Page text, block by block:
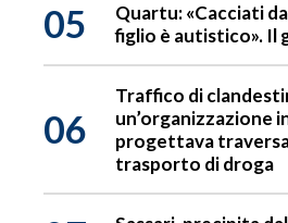
05
Quartu: «Cacciati
figlio è autistico». Il
06
Traffico di
un’organizzazione
progettava
trasporto di droga